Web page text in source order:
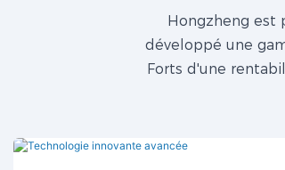
Hongzheng est
développé une
Forts d'une